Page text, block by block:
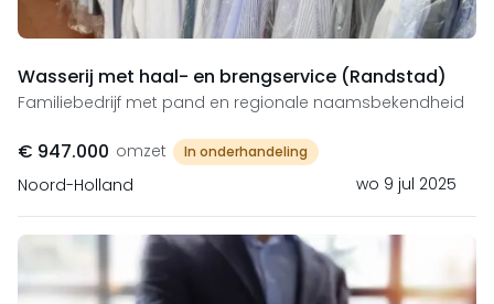
Wasserij met haal- en brengservice (Randstad)
Familiebedrijf met pand en regionale naamsbekendheid
€ 947.000 omzet In onderhandeling
Noord-Holland wo 9 jul 2025